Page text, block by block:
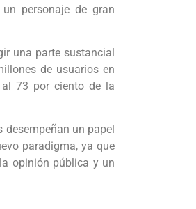
personaje de gran
una parte sustancial
de usuarios en
al 73 por ciento de la
un papel
paradigma, ya que
opinión pública y un